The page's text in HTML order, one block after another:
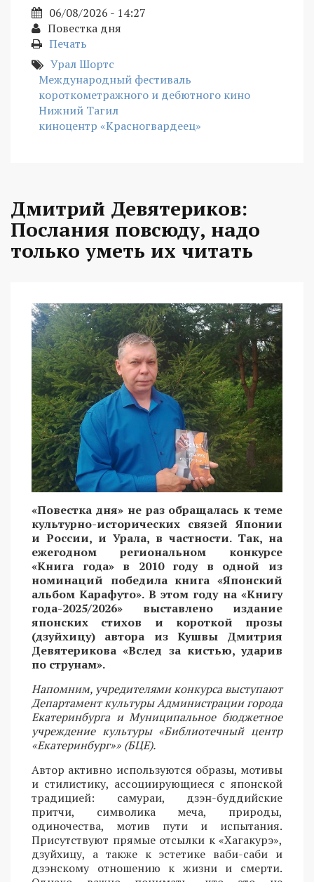
06/08/2026 - 14:27
Повестка дня
Печать
Урал Шортс
Международный фестиваль
короткометражного и дебютного кино
Нижний Тагил
киноцентр «Красногвардеец»
Дмитрий Девятериков:
Послания повсюду, надо
только уметь их читать
«Повестка дня» не раз обращалась к теме
культурно-исторических связей Японии
и России, и Урала, в частности. Так, на
ежегодном региональном конкурсе
«Книга года» в 2010 году в одной из
номинаций победила книга «Японский
альбом Карафуто». В этом году на «Книгу
года-2025/2026» выставлено издание
японских стихов и короткой прозы
(дзуйхицу) автора из Кушвы Дмитрия
Девятерикова «Вслед за кистью, ударив
по струнам».
Напомним, учредителями конкурса выступают
Департамент культуры Администрации города
Екатеринбурга и Муниципальное бюджетное
учреждение культуры «Библиотечный центр
«Екатеринбург»» (БЦЕ).
Автор активно используются образы, мотивы
и стилистику, ассоциирующиеся с японской
традицией: самураи, дзэн-буддийские
притчи, символика меча, природы,
одиночества, мотив пути и испытания.
Присутствуют прямые отсылки к «Хагакурэ»,
дзуйхицу, а также к эстетике ваби-саби и
дзэнскому отношению к жизни и смерти.